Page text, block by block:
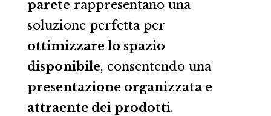
pareterappresentano una
soluzione perfetta per
ottimizzare lo spazio
disponibile, consentendo una
presentazione organizzata e
attraente dei prodotti.